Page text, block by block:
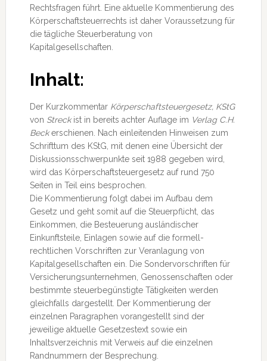
Rechtsfragen führt. Eine aktuelle Kommentierung des
Körperschaftsteuerrechts ist daher Voraussetzung für
die tägliche Steuerberatung von
Kapitalgesellschaften.
Inhalt:
Der Kurzkommentar Körperschaftsteuergesetz, KStG
von Streckist in bereits achter Auflage im Verlag C.H.
Beckerschienen. Nach einleitenden Hinweisen zum
Schrifttum des KStG, mit denen eine Übersicht der
Diskussionsschwerpunkte seit 1988 gegeben wird,
wird das Körperschaftsteuergesetz auf rund 750
Seiten in Teil eins besprochen.
Die Kommentierung folgt dabei im Aufbau dem
Gesetz und geht somit auf die Steuerpflicht, das
Einkommen, die Besteuerung ausländischer
Einkunftsteile, Einlagen sowie auf die formell-
rechtlichen Vorschriften zur Veranlagung von
Kapitalgesellschaften ein. Die Sondervorschriften für
Versicherungsunternehmen, Genossenschaften oder
bestimmte steuerbegünstigte Tätigkeiten werden
gleichfalls dargestellt. Der Kommentierung der
einzelnen Paragraphen vorangestellt sind der
jeweilige aktuelle Gesetzestext sowie ein
Inhaltsverzeichnis mit Verweis auf die einzelnen
Randnummern der Besprechung.